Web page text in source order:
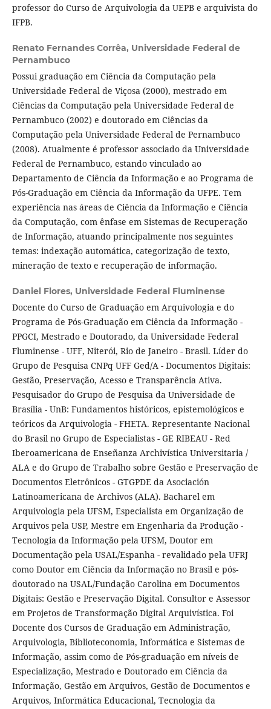
professor do Curso de Arquivologia da UEPB e arquivista do
IFPB.
Renato Fernandes Corrêa, Universidade Federal de
Pernambuco
Possui graduação em Ciência da Computação pela
Universidade Federal de Viçosa (2000), mestrado em
Ciências da Computação pela Universidade Federal de
Pernambuco (2002) e doutorado em Ciências da
Computação pela Universidade Federal de Pernambuco
(2008). Atualmente é professor associado da Universidade
Federal de Pernambuco, estando vinculado ao
Departamento de Ciência da Informação e ao Programa de
Pós-Graduação em Ciência da Informação da UFPE. Tem
experiência nas áreas de Ciência da Informação e Ciência
da Computação, com ênfase em Sistemas de Recuperação
de Informação, atuando principalmente nos seguintes
temas: indexação automática, categorização de texto,
mineração de texto e recuperação de informação.
Daniel Flores, Universidade Federal Fluminense
Docente do Curso de Graduação em Arquivologia e do
Programa de Pós-Graduação em Ciência da Informação -
PPGCI, Mestrado e Doutorado, da Universidade Federal
Fluminense - UFF, Niterói, Rio de Janeiro - Brasil. Líder do
Grupo de Pesquisa CNPq UFF Ged/A - Documentos Digitais:
Gestão, Preservação, Acesso e Transparência Ativa.
Pesquisador do Grupo de Pesquisa da Universidade de
Brasília - UnB: Fundamentos históricos, epistemológicos e
teóricos da Arquivologia - FHETA. Representante Nacional
do Brasil no Grupo de Especialistas - GE RIBEAU - Red
Iberoamericana de Enseñanza Archivística Universitaria /
ALA e do Grupo de Trabalho sobre Gestão e Preservação de
Documentos Eletrônicos - GTGPDE da Asociación
Latinoamericana de Archivos (ALA). Bacharel em
Arquivologia pela UFSM, Especialista em Organização de
Arquivos pela USP, Mestre em Engenharia da Produção -
Tecnologia da Informação pela UFSM, Doutor em
Documentação pela USAL/Espanha - revalidado pela UFRJ
como Doutor em Ciência da Informação no Brasil e pós-
doutorado na USAL/Fundação Carolina em Documentos
Digitais: Gestão e Preservação Digital. Consultor e Assessor
em Projetos de Transformação Digital Arquivística. Foi
Docente dos Cursos de Graduação em Administração,
Arquivologia, Biblioteconomia, Informática e Sistemas de
Informação, assim como de Pós-graduação em níveis de
Especialização, Mestrado e Doutorado em Ciência da
Informação, Gestão em Arquivos, Gestão de Documentos e
Arquivos, Informática Educacional, Tecnologia da